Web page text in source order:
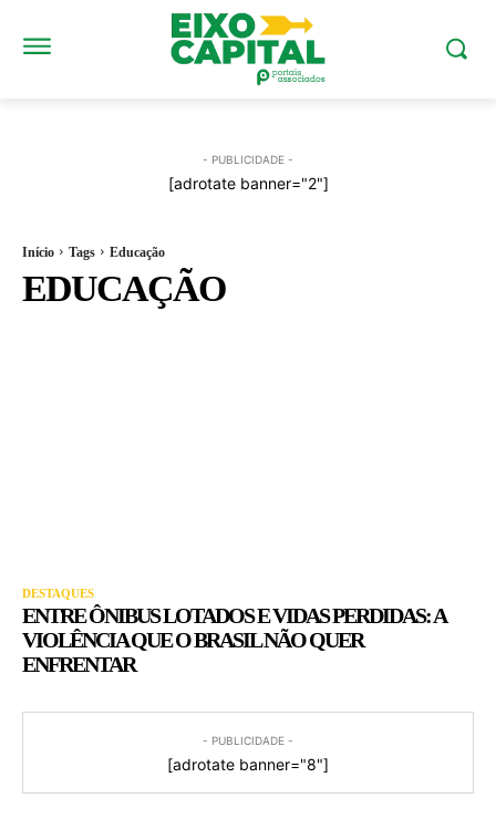
- PUBLICIDADE -
[adrotate banner="2"]
Início Tags Educação
EDUCAÇÃO
DESTAQUES
ENTRE ÔNIBUS LOTADOS E VIDAS PERDIDAS: A
VIOLÊNCIA QUE O BRASIL NÃO QUER
ENFRENTAR
- PUBLICIDADE -
[adrotate banner="8"]